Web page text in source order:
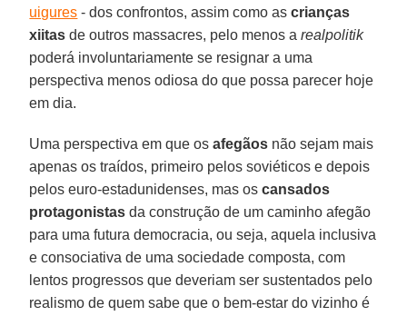
uigures - dos confrontos, assim como ascrianças
xiitas de outros massacres, pelo menos arealpolitik
poderá involuntariamente se resignar a uma
perspectiva menos odiosa do que possa parecer hoje
em dia.
Uma perspectiva em que osafegãos não sejam mais
apenas os traídos, primeiro pelos soviéticos e depois
pelos euro-estadunidenses, mas oscansados
protagonistas da construção de um caminho afegão
para uma futura democracia, ou seja, aquela inclusiva
e consociativa de uma sociedade composta, com
lentos progressos que deveriam ser sustentados pelo
realismo de quem sabe que o bem-estar do vizinho é